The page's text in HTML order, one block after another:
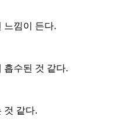
느낌이 든다.
흡수된 것 같다.
것 같다.